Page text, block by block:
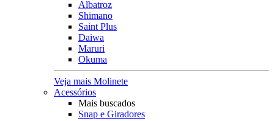
Albatroz
Shimano
Saint Plus
Daiwa
Maruri
Okuma
Veja mais Molinete
Acessórios
Mais buscados
Snap e Giradores